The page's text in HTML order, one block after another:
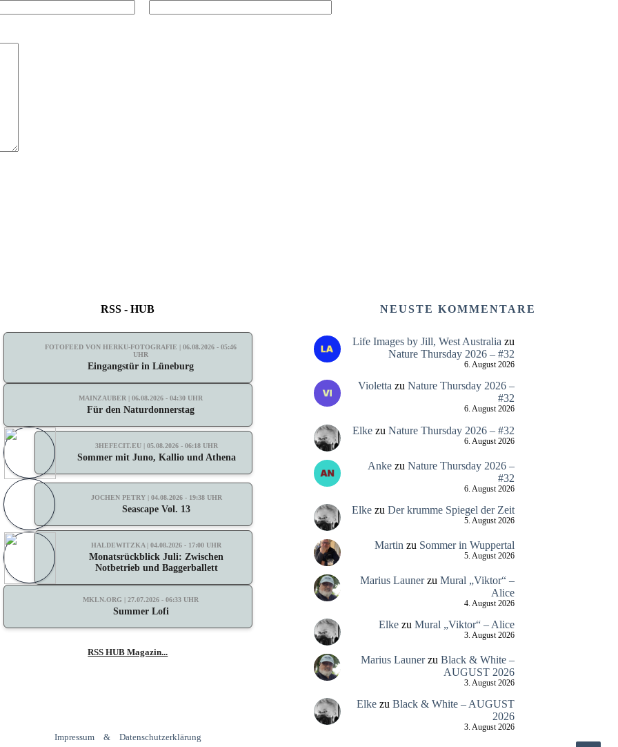
RSS - HUB
FOTOFEED VON HERKU-FOTOGRAFIE | 06.08.2026 - 05:46
UHR
Eingangstür in Lüneburg
MAINZAUBER | 06.08.2026 - 04:30 UHR
Für den Naturdonnerstag
3HEFECIT.EU | 05.08.2026 - 06:18 UHR
Sommer mit Juno, Kallio und Athena
JOCHEN PETRY | 04.08.2026 - 19:38 UHR
Seascape Vol. 13
HALDEWITZKA | 04.08.2026 - 17:00 UHR
Monatsrückblick Juli: Zwischen
Notbetrieb und Baggerballett
MKLN.ORG | 27.07.2026 - 06:33 UHR
Summer Lofi
RSS HUB Magazin...
NEUSTE KOMMENTARE
Life Images by Jill, West Australia zu
Nature Thursday 2026 – #32
6. August 2026
Violetta zu Nature Thursday 2026 –
#32
6. August 2026
Elkezu Nature Thursday 2026 – #32
6. August 2026
Ankezu Nature Thursday 2026 –
#32
6. August 2026
Elkezu Der krumme Spiegel der Zeit
5. August 2026
Martin zu Sommer in Wuppertal
5. August 2026
Marius Launerzu Mural „Viktor“ –
Alice
4. August 2026
Elkezu Mural „Viktor“ – Alice
3. August 2026
Marius Launerzu Black & White –
AUGUST 2026
3. August 2026
Elkezu Black & White – AUGUST
2026
3. August 2026
Impressum & Datenschutzerklärung